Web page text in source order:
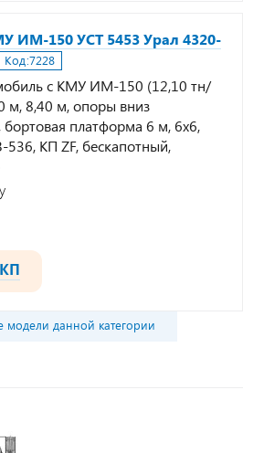
ИМ-150 УСТ 5453 Урал 4320-
Код:7228
с КМУ ИМ-150 (12,10 тн/
м, 8,40 м, опоры вниз
платформа 6 м, 6х6,
536, КП ZF, бескапотный,
модели данной категории